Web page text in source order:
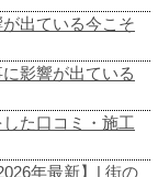
出ている今こそ
影響が出ている
た口コミ・施工
年最新】| 街の